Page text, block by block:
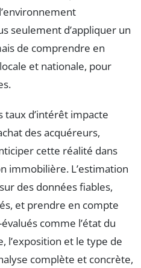
seulement d’appliquer un
de comprendre en
et nationale, pour
taux d’intérêt impacte
des acquéreurs,
cette réalité dans
immobilière. L’estimation
des données fiables,
et prendre en compte
comme l’état du
l’exposition et le type de
complète et concrète,